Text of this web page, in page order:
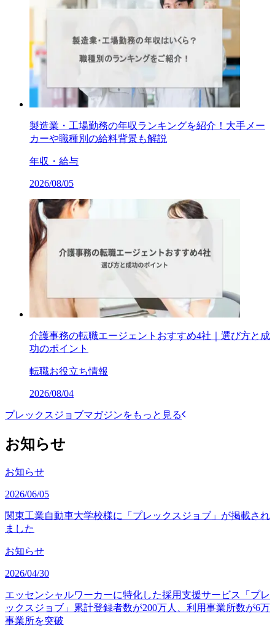
製造業・工場勤務の年収ランキングを紹介！大手メー
カーや職種別の給料背景も解説
年収・給与
2026/08/05
介護事務の転職エージェントおすすめ4社｜選び方と成
功のポイント
転職お役立ち情報
2026/08/04
プレックスジョブマガジンをもっと見る
お知らせ
お知らせ
2026/06/05
関東工業自動車大学校様に「プレックスジョブ」が掲載され
ました
お知らせ
2026/04/30
エッセンシャルワーカーに特化した採用支援サービス「プレ
ックスジョブ」累計登録者数が200万人、利用事業所数が6万
事業所を突破